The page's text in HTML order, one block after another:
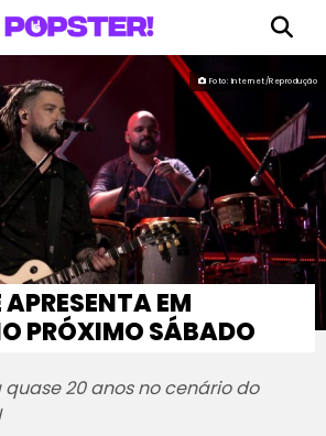
Foto: Internet/Reprodução
EM
PRÓXIMO SÁBADO
20 anos no cenário do